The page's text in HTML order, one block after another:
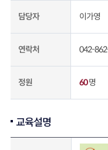
담당자 이가영
연락처 042-
정원 60명
교육설명